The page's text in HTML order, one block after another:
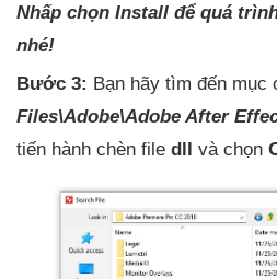
Nhấp chọn Install để quá
nhé!
Bước 3: Bạn hãy tìm đến mục
Files\Adobe\Adobe After
tiến hành chèn file dll và chọn